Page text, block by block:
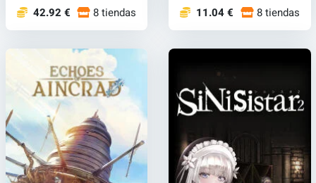
42.92 € 8 tiendas 11.04 € 8 tiendas